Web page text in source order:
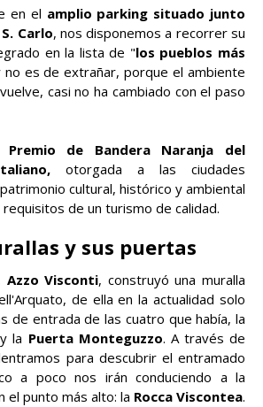
en el amplio parking situado junto
Carlo, nos disponemos a recorrer su
en la lista de "los pueblos más
no es de extrañar, porque el ambiente
casi no ha cambiado con el paso
Premio de Bandera Naranja del
otorgada a las ciudades
cultural, histórico y ambiental
de un turismo de calidad.
y sus puertas
Azzo Visconti, construyó una muralla
de ella en la actualidad solo
de entrada de las cuatro que había, la
la Puerta Monteguzzo. A través de
para descubrir el entramado
a poco nos irán conduciendo a la
el punto más alto: la Rocca Viscontea.